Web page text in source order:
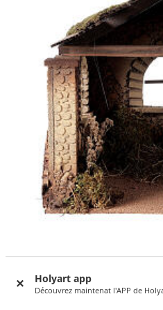
Holyart app
Découvrez maintenat l'APP de
Cabane rustique Nativité
DISPONIBLE